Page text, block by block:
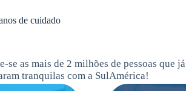
de cuidado
se as mais de 2 milhões de pessoas que já
tranquilas com a SulAmérica!